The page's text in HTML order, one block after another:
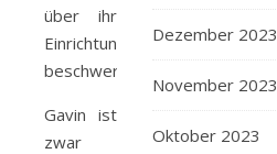
über ihr
Einrichtungskonzept
beschwert.
Gavin ist
zwar
Dezember 2023
November 2023
Oktober 2023